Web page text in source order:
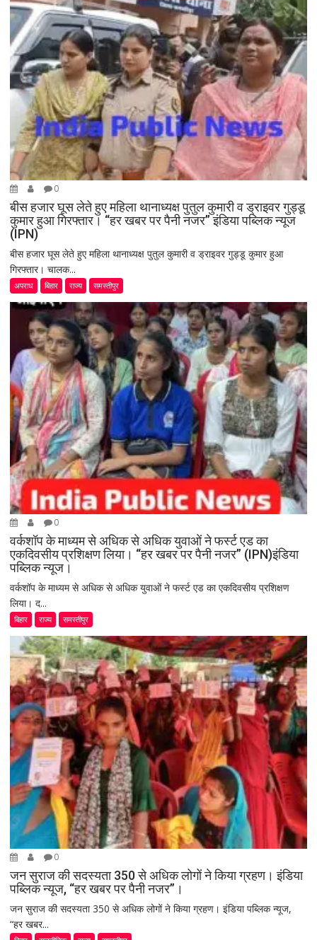
0
बीस हजार घूस लेते हुए महिला थानाध्यक्ष पुतुल कुमारी व ड्राइवर गुड्डू
कुमार हुआ गिरफ्तार। “हर खबर पर पैनी नजर” इंडिया पब्लिक न्यूज
(IPN)
बीस हजार घूस लेते हुए महिला थानाध्यक्ष पुतुल कुमारी व ड्राइवर गुड्डू कुमार हुआ
गिरफ्तार। चालक...
अपराध बिहार राज्य समस्तीपुर
0
वर्कशॉप के माध्यम से अधिक से अधिक युवाओं ने फर्स्ट एड का
एकदिवसीय प्रशिक्षण लिया। “हर खबर पर पैनी नजर” (IPN)इंडिया
पब्लिक न्यूज।
वर्कशॉप के माध्यम से अधिक से अधिक युवाओं ने फर्स्ट एड का एकदिवसीय प्रशिक्षण
लिया। द...
बिहार राज्य समस्तीपुर
0
जन सुराज की सदस्यता 350 से अधिक लोगों ने किया ग्रहण। इंडिया
पब्लिक न्यूज, “हर खबर पर पैनी नजर”।
जन सुराज की सदस्यता 350 से अधिक लोगों ने किया ग्रहण। इंडिया पब्लिक न्यूज,
“हर खबर...